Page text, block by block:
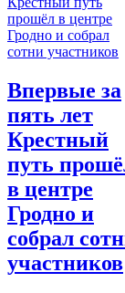
Впервые за
пять лет
Крестный
путь
в центре
Гродно и
собрал
участников